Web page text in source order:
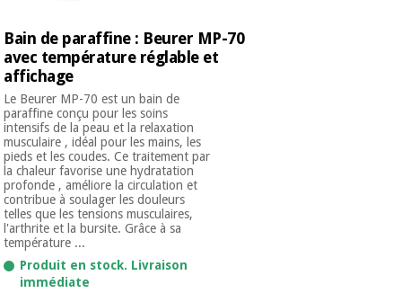
Bain de paraffine : Beurer MP-70
avec température réglable et
affichage
Le Beurer MP-70 est un bain de
paraffine conçu pour les soins
intensifs de la peau et la relaxation
musculaire , idéal pour les mains, les
pieds et les coudes. Ce traitement par
la chaleur favorise une hydratation
profonde , améliore la circulation et
contribue à soulager les douleurs
telles que les tensions musculaires,
l'arthrite et la bursite. Grâce à sa
température ...
Produit en stock. Livraison
immédiate